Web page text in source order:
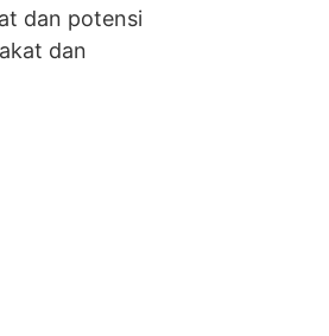
dan potensi
dan